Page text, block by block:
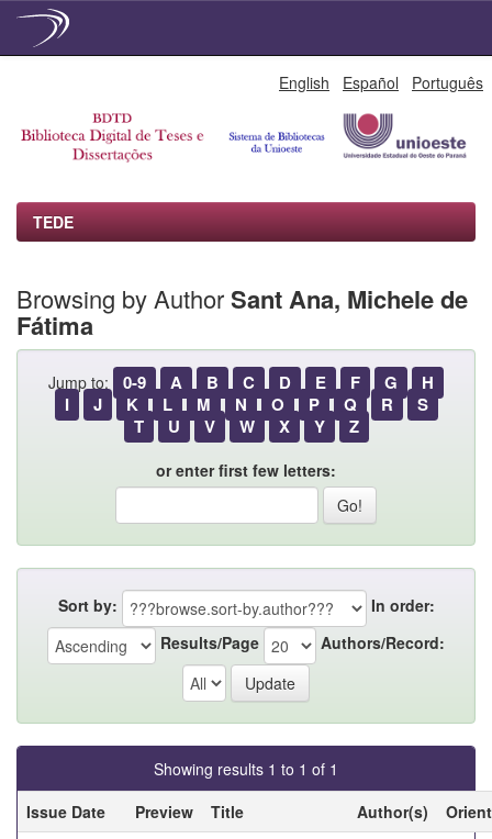
English Español Português
TEDE
Browsing by AuthorSant Ana, Michele de
Fátima
Jump to: 0-9 A B C D E F G
H
I
J K L M N O P Q R
S
T
U V W X Y Z
or enter first few letters:
Sort by:
In order:
Results/Page
Authors/Record:
Showing results 1 to 1 of 1
Issue Date
Preview Title Author(s)